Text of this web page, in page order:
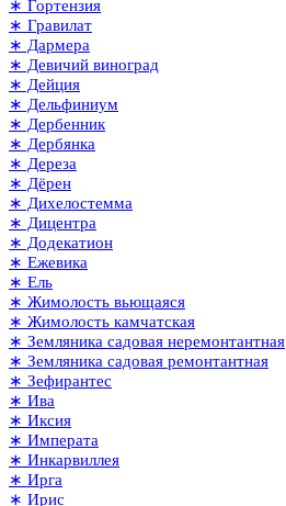
∗ Гортензия
∗ Гравилат
∗ Дармера
∗ Девичий виноград
∗ Дейция
∗ Дельфиниум
∗ Дербенник
∗ Дербянка
∗ Дереза
∗ Дёрен
∗ Дихелостемма
∗ Дицентра
∗ Додекатион
∗ Ежевика
∗ Ель
∗ Жимолость вьющаяся
∗ Жимолость камчатская
∗ Земляника садовая неремонтантная
∗ Земляника садовая ремонтантная
∗ Зефирантес
∗ Ива
∗ Иксия
∗ Императа
∗ Инкарвиллея
∗ Ирга
∗ Ирис